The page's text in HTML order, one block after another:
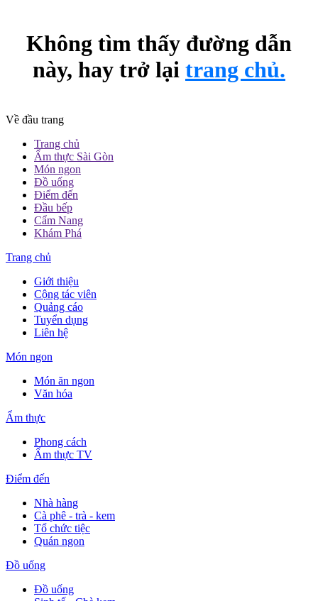
Không tìm thấy đường dẫn
này, hay trở lại trang chủ.
Về đầu trang
Trang chủ
Ẩm thực Sài Gòn
Món ngon
Đồ uống
Điểm đến
Đầu bếp
Cẩm Nang
Khám Phá
Trang chủ
Giới thiệu
Cộng tác viên
Quảng cáo
Tuyển dụng
Liên hệ
Món ngon
Món ăn ngon
Văn hóa
Ẩm thực
Phong cách
Ẩm thực TV
Điểm đến
Nhà hàng
Cà phê - trà - kem
Tổ chức tiệc
Quán ngon
Đồ uống
Đồ uống